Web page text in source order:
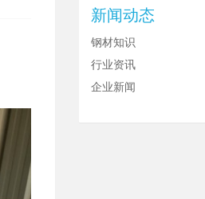
新闻动态
钢材知识
行业资讯
企业新闻